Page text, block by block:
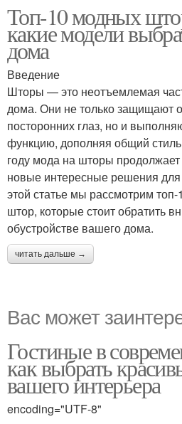
Шторы с бахромой
Шторы с фотопечатью
Тенденции в модных
шторах
Топ-10 модных
какие модели
дома
Введение
Шторы — это неотъемлемая
дома. Они не только защищают
посторонних глаз, но и
функцию, дополняя общий
году мода на шторы продолжает
новые интересные решения для
этой статье мы рассмотрим
штор, которые стоит обратить
обустройстве вашего дома.
читать дальше →
Вас может
Гостиные в
как выбрать
вашего интерьера
encoding="UTF-8"